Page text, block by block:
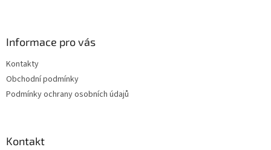
Informace pro vás
Kontakty
Obchodní podmínky
Podmínky ochrany osobních údajů
Kontakt